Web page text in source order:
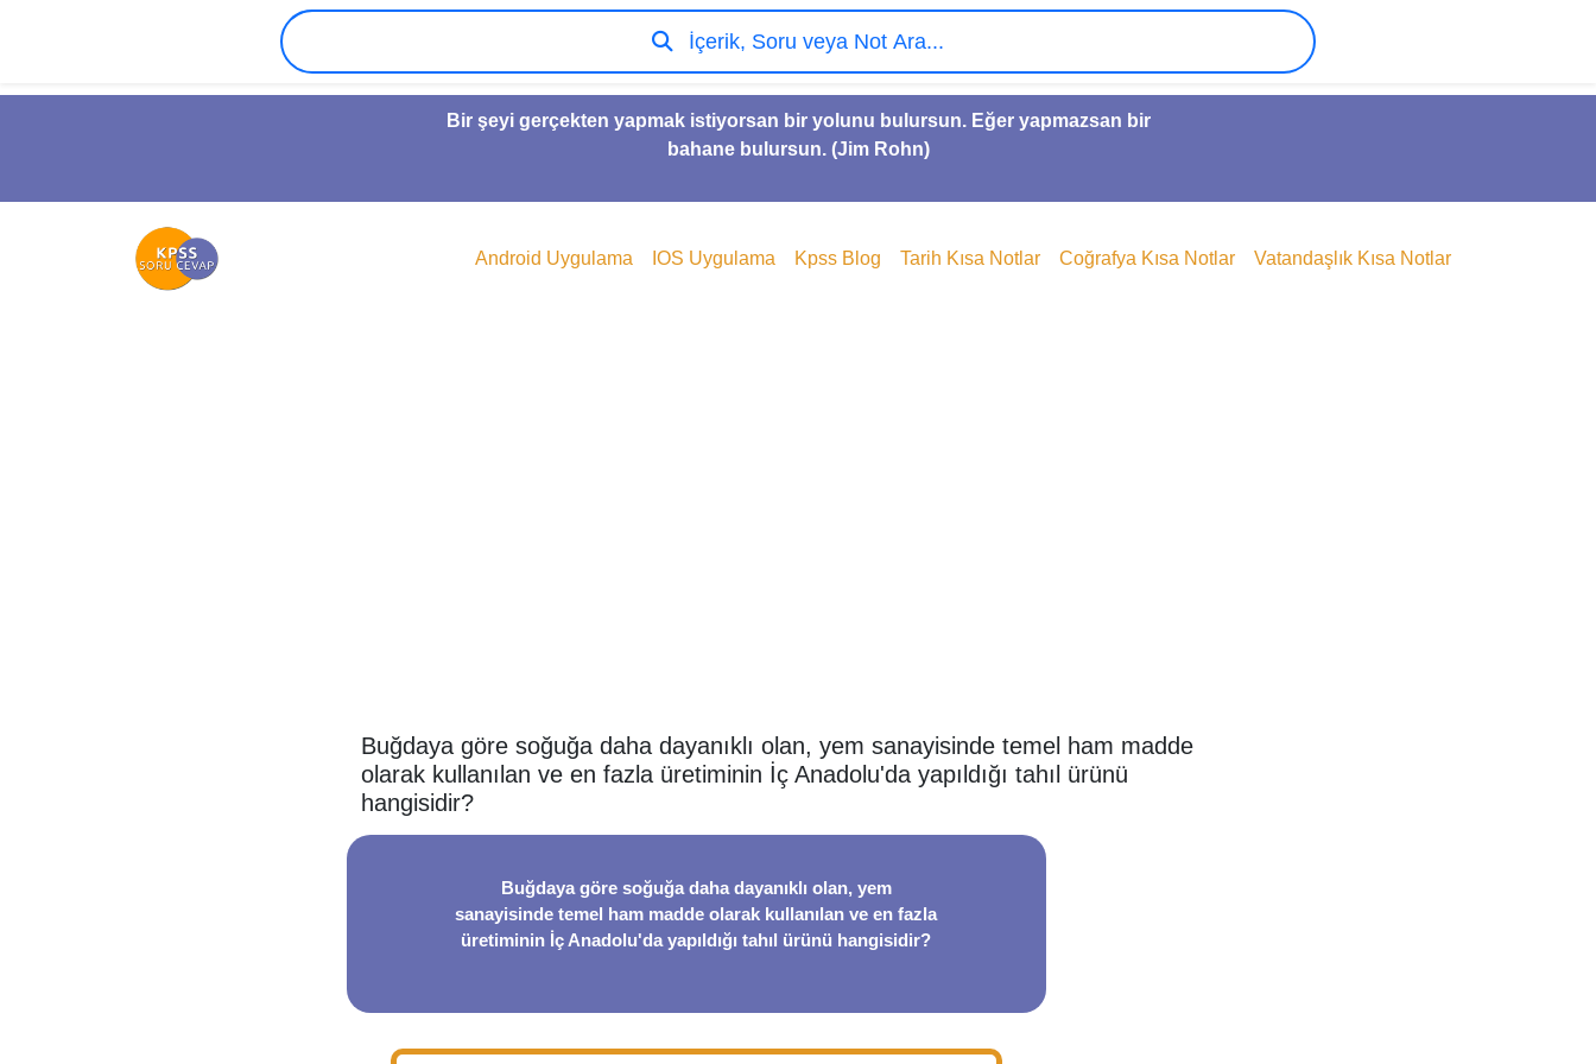
Bir şeyi gerçekten yapmak istiyorsan bir yolunu bulursun. Eğer yapmazsan bir
bahane bulursun. (Jim Rohn)
İçerik, Soru veya Not Ara...
Android Uygulama IOS Uygulama Kpss Blog Tarih Kısa Notlar Coğrafya Kısa Notlar Vatandaşlık Kısa Notlar
Buğdaya göre soğuğa daha dayanıklı olan, yem sanayisinde temel ham madde
olarak kullanılan ve en fazla üretiminin İç Anadolu'da yapıldığı tahıl ürünü
hangisidir?
Buğdaya göre soğuğa daha dayanıklı olan, yem
sanayisinde temel ham madde olarak kullanılan ve en fazla
üretiminin İç Anadolu'da yapıldığı tahıl ürünü hangisidir?